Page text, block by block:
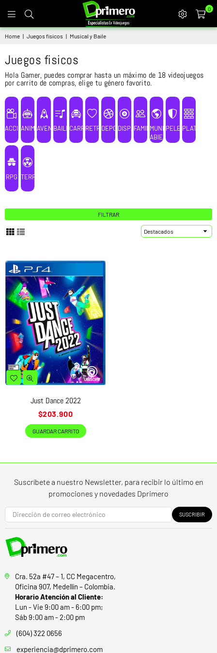
DPRIMERO
0
Home | Juegos fisicos | Musical y Baile
Juegos fisicos
Hola Gamer, puedes comprar hasta un máximo de 18 videojuegos
por carrito de compras, elige tu género favorito.
ACCIÓNANIMEAVENTURA
BAILE CARRERAS
RETRODEPORTESDISPAROSFAMILIARMUNDO
ABIERTO
PELEA
RPG TERROR
FILTRAR
Ordenar
Just Dance 2022
Precio
$203.900
GUARDAR CARRITO
Suscríbete a nuestro Newsletter, para recibir lo último en
promociones y novedades Dprimero
SUSCRIBIR
Cra. 52a #47 – 1, CC Megacentro,
Oficina 907, Medellín – Colombia.
Horario Atención al Cliente:
Lun - Vie 9:00 am - 6:00 pm;
Sáb 9:00 am - 2:00 pm
(604) 322 0656
experiencia@dprimero.com